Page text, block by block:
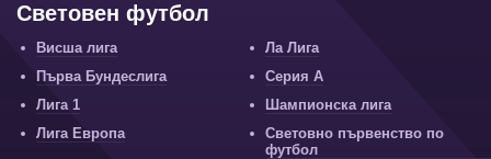
Световен футбол
Висша лига
Ла Лига
Първа Бундеслига
Серия А
Лига 1
Шампионска лига
Лига Европа
Световно първенство по
футбол